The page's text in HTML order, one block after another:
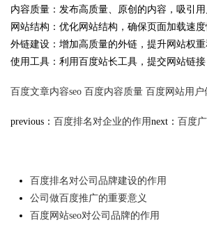
uz
内容质量：发布高质量、原创的内容，吸引用
网站结构：优化网站结构，确保页面加载速度
外链建设：增加高质量的外链，提升网站权重
使用工具：利用百度站长工具，提交网站链
百度文章内容seo 百度内容质量 百度网站用户
previous： 百度排名对企业的作用next： 百度
百度排名对公司品牌建设的作用
公司做百度推广的重要意义
百度网站seo对公司品牌的作用